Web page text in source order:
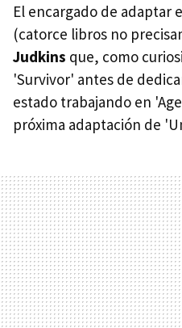
El encargado de adaptar
(catorce libros no
Judkins que, como
'Survivor' antes de
estado trabajando en
próxima adaptación de